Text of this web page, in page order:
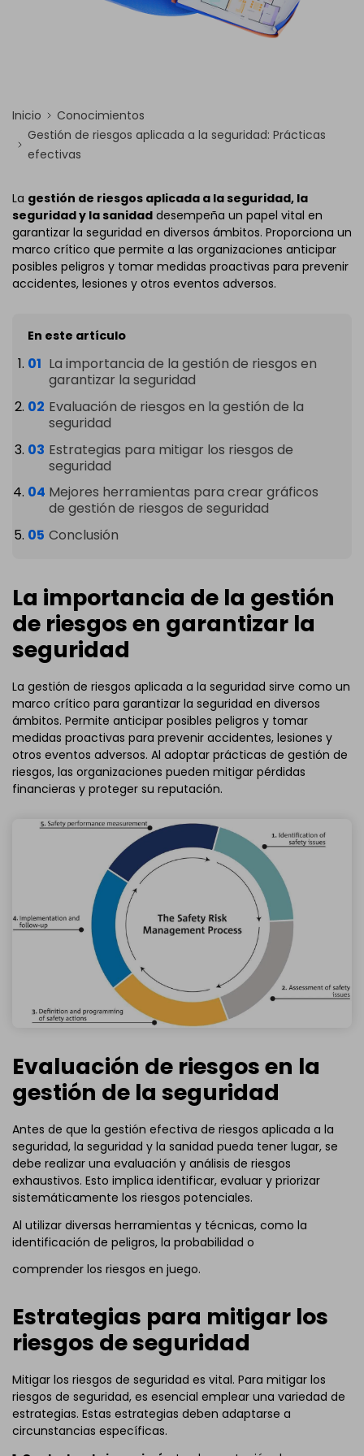
Inicio
Conocimientos
Gestión de riesgos aplicada a la seguridad: Prácticas
efectivas
La gestión de riesgos aplicada a la seguridad, la
seguridad y la sanidad desempeña un papel vital en
garantizar la seguridad en diversos ámbitos. Proporciona un
marco crítico que permite a las organizaciones anticipar
posibles peligros y tomar medidas proactivas para prevenir
accidentes, lesiones y otros eventos adversos.
En este artículo
La importancia de la gestión de riesgos en
garantizar la seguridad
Evaluación de riesgos en la gestión de la
seguridad
Estrategias para mitigar los riesgos de
seguridad
Mejores herramientas para crear gráficos
de gestión de riesgos de seguridad
Conclusión
La importancia de la gestión
de riesgos en garantizar la
seguridad
La gestión de riesgos aplicada a la seguridad sirve como un
marco crítico para garantizar la seguridad en diversos
ámbitos. Permite anticipar posibles peligros y tomar
medidas proactivas para prevenir accidentes, lesiones y
otros eventos adversos. Al adoptar prácticas de gestión de
riesgos, las organizaciones pueden mitigar pérdidas
financieras y proteger su reputación.
Evaluación de riesgos en la
gestión de la seguridad
Antes de que la gestión efectiva de riesgos aplicada a la
seguridad, la seguridad y la sanidad pueda tener lugar, se
debe realizar una evaluación y análisis de riesgos
exhaustivos. Esto implica identificar, evaluar y priorizar
sistemáticamente los riesgos potenciales.
Al utilizar diversas herramientas y técnicas, como la
identificación de peligros, la probabilidad o
comprender los riesgos en juego.
Estrategias para mitigar los
riesgos de seguridad
Mitigar los riesgos de seguridad es vital. Para mitigar los
riesgos de seguridad, es esencial emplear una variedad de
estrategias. Estas estrategias deben adaptarse a
circunstancias específicas.